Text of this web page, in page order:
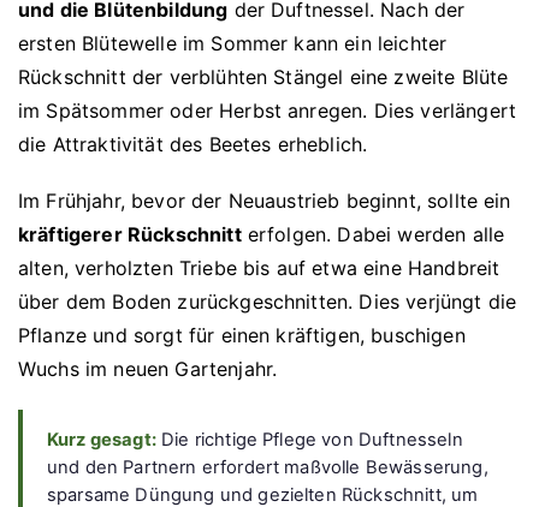
und die Blütenbildung der Duftnessel. Nach der
ersten Blütewelle im Sommer kann ein leichter
Rückschnitt der verblühten Stängel eine zweite Blüte
im Spätsommer oder Herbst anregen. Dies verlängert
die Attraktivität des Beetes erheblich.
Im Frühjahr, bevor der Neuaustrieb beginnt, sollte ein
kräftigerer Rückschnitterfolgen. Dabei werden alle
alten, verholzten Triebe bis auf etwa eine Handbreit
über dem Boden zurückgeschnitten. Dies verjüngt die
Pflanze und sorgt für einen kräftigen, buschigen
Wuchs im neuen Gartenjahr.
Kurz gesagt:Die richtige Pflege von Duftnesseln
und den Partnern erfordert maßvolle Bewässerung,
sparsame Düngung und gezielten Rückschnitt, um